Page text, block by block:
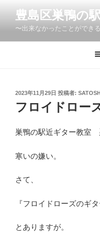
ン
豊島区巣鴨の
〜出来なかったことができ
投
稿
日:
2023年11月29日 投稿者:
フロイドロー
巣鴨の駅近ギター教室
寒いの嫌い。
さて、
『フロイドローズのギタ
とありますが。